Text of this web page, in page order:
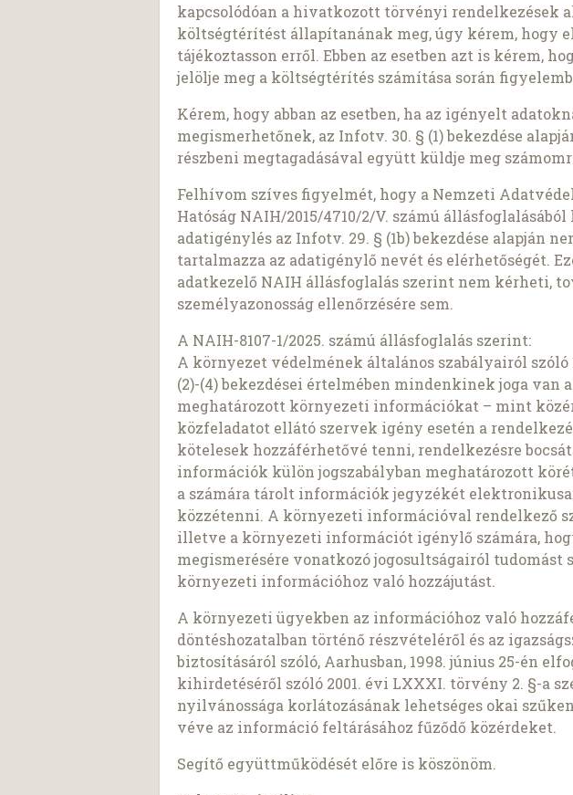
kapcsolódóan a hivatkozott törvényi rendelkezések
költségtérítést állapítanának meg, úgy kérem, hogy
tájékoztasson erről. Ebben az esetben azt is kérem,
jelölje meg a költségtérítés számítása során
Kérem, hogy abban az esetben, ha az igényelt
megismerhetőnek, az Infotv. 30. § (1) bekezdése
részbeni megtagadásával együtt küldje meg
Felhívom szíves figyelmét, hogy a Nemzeti
Hatóság NAIH/2015/4710/2/V. számú
adatigénylés az Infotv. 29. § (1b) bekezdése alapján
tartalmazza az adatigénylő nevét és elérhetőségét.
adatkezelő NAIH állásfoglalás szerint nem kérheti,
személyazonosság ellenőrzésére sem.
A NAIH-8107-1/2025. számú állásfoglalás szerint:
A környezet védelmének általános szabályairól szóló
(2)-(4) bekezdései értelmében mindenkinek joga van
meghatározott környezeti információkat – mint
közfeladatot ellátó szervek igény esetén a
kötelesek hozzáférhetővé tenni, rendelkezésre
információk külön jogszabályban meghatározott
a számára tárolt információk jegyzékét
közzétenni. A környezeti információval rendelkező
illetve a környezeti információt igénylő számára,
megismerésére vonatkozó jogosultságairól tudomást
környezeti információhoz való hozzájutást.
A környezeti ügyekben az információhoz való
döntéshozatalban történő részvételéről és az
biztosításáról szóló, Aarhusban, 1998. június 25-én
kihirdetéséről szóló 2001. évi LXXXI. törvény 2. §-a
nyilvánossága korlátozásának lehetséges okai
véve az információ feltárásához fűződő közérdeket.
Segítő együttműködését előre is köszönöm.